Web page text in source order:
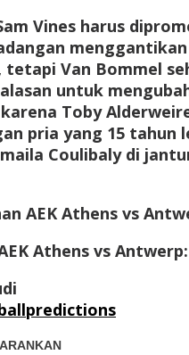
Vines harus
Van Bommel
untuk
Toby
pria yang 15 tahun
Coulibaly di
AEK Athens vs
Athens vs